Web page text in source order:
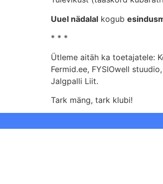
Uuel nädalal kogub
* * *
Ütleme aitäh ka toetajatele:
Fermid.ee, FYSIOwell
Jalgpalli Liit.
Tark mäng, tark klubi!